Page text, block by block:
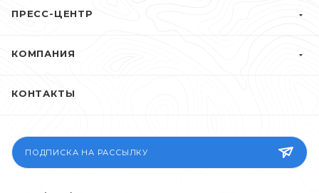
ПРЕСС-ЦЕНТР
КОМПАНИЯ
КОНТАКТЫ
ПОДПИСКА НА РАССЫЛКУ